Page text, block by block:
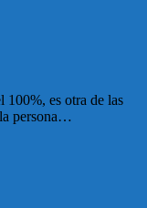
100%, es otra de las
la persona…